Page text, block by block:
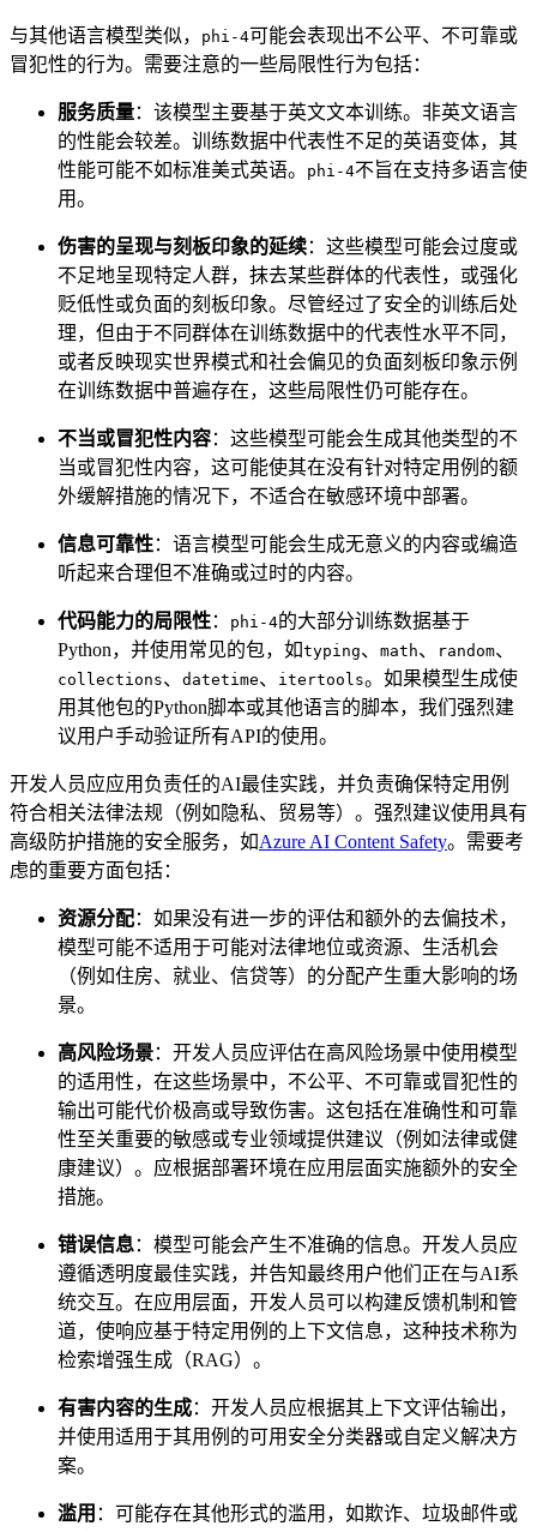
与其他语言模型类似， phi-4可能会表现出不公平、不可靠或
冒犯性的行为。需要注意的一些局限性行为包括：
服务质量：该模型主要基于英文文本训练。非英文语言
的性能会较差。训练数据中代表性不足的英语变体，其
性能可能不如标准美式英语。
phi-4不旨在支持多语言使
用。
伤害的呈现与刻板印象的延续：这些模型可能会过度或
不足地呈现特定人群，抹去某些群体的代表性，或强化
贬低性或负面的刻板印象。尽管经过了安全的训练后处
理，但由于不同群体在训练数据中的代表性水平不同，
或者反映现实世界模式和社会偏见的负面刻板印象示例
在训练数据中普遍存在，这些局限性仍可能存在。
不当或冒犯性内容：这些模型可能会生成其他类型的不
当或冒犯性内容，这可能使其在没有针对特定用例的额
外缓解措施的情况下，不适合在敏感环境中部署。
信息可靠性：语言模型可能会生成无意义的内容或编造
听起来合理但不准确或过时的内容。
代码能力的局限性： phi-4的大部分训练数据基于
Python，并使用常见的包，如typing、 math、 random、
collections、 datetime、 itertools。如果模型生成使
用其他包的Python脚本或其他语言的脚本，我们强烈建
议用户手动验证所有API的使用。
开发人员应应用负责任的AI最佳实践，并负责确保特定用例
符合相关法律法规（例如隐私、贸易等）。强烈建议使用具有
高级防护措施的安全服务，如Azure AI Content Safety。需要考
虑的重要方面包括：
资源分配：如果没有进一步的评估和额外的去偏技术，
模型可能不适用于可能对法律地位或资源、生活机会
（例如住房、就业、信贷等）的分配产生重大影响的场
景。
高风险场景：开发人员应评估在高风险场景中使用模型
的适用性，在这些场景中，不公平、不可靠或冒犯性的
输出可能代价极高或导致伤害。这包括在准确性和可靠
性至关重要的敏感或专业领域提供建议（例如法律或健
康建议）。应根据部署环境在应用层面实施额外的安全
措施。
错误信息：模型可能会产生不准确的信息。开发人员应
遵循透明度最佳实践，并告知最终用户他们正在与AI系
统交互。在应用层面，开发人员可以构建反馈机制和管
道，使响应基于特定用例的上下文信息，这种技术称为
检索增强生成（RAG）。
有害内容的生成：开发人员应根据其上下文评估输出，
并使用适用于其用例的可用安全分类器或自定义解决方
案。
滥用 ：可能存在其他形式的滥用，如欺诈、垃圾邮件或